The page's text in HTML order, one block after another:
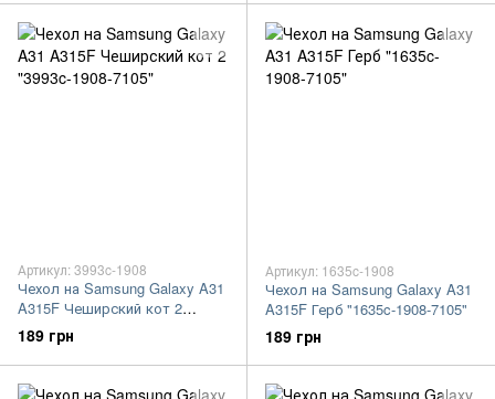
Артикул: 3993c-1908
Чехол на Samsung Galaxy A31
A315F Чеширский кот 2
"3993c-1908-7105"
189 грн
Артикул: 1635c-1908
Чехол на Samsung Galaxy A31
A315F Герб "1635c-1908-7105"
189 грн